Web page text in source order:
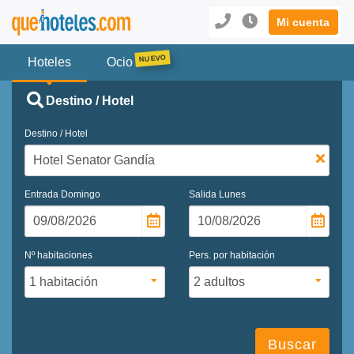
Mi cuenta
Hoteles Ocio
Destino / Hotel
Destino / Hotel
Entrada Domingo Salida Lunes
Nº habitaciones Pers. por habitación
Buscar